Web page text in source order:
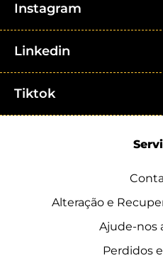
Instagram
Linkedin
Tiktok
Alteração e
Ajude-nos
Perdidos